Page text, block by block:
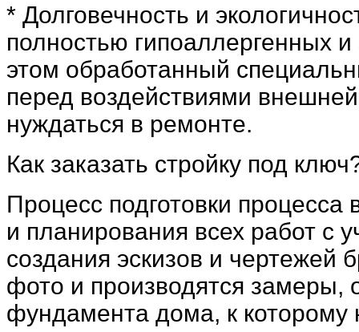
* Долговечность и
полностью гипоаллергенных
этом обработанный
перед воздействиями
нуждаться в ремонте.
Как заказать стройку под
Процесс подготовки процесса
и планирования всех работ с
создания эскизов и чертежей
фото и производятся замеры,
фундамента дома, к которому